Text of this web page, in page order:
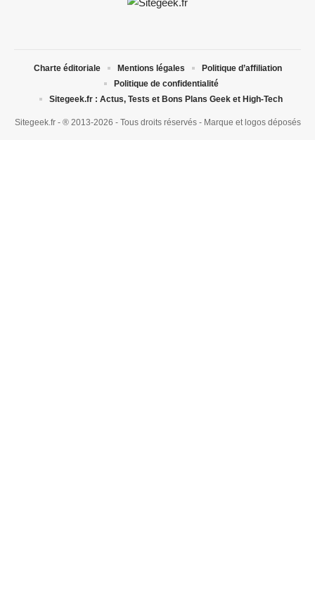
Sitegeek.fr - ® 2013-2026 - Tous droits réservés - Marque et logos déposés
Charte éditoriale Mentions légales
Politique d’affiliation
Politique de confidentialité
Sitegeek.fr : Actus, Tests et Bons Plans Geek et High-Tech